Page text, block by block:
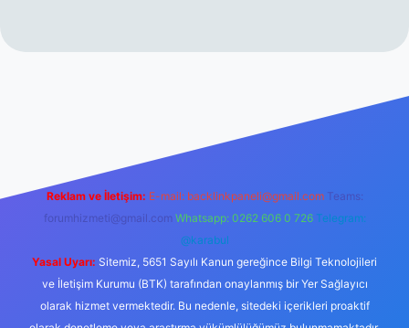
Reklam ve İletişim: E-mail: backlinkpaneli@gmail.com Teams:
forumhizmeti@gmail.com Whatsapp: 0262 606 0 726 Telegram:
@karabul
Yasal Uyarı: Sitemiz, 5651 Sayılı Kanun gereğince Bilgi Teknolojileri
ve İletişim Kurumu (BTK) tarafından onaylanmış bir Yer Sağlayıcı
olarak hizmet vermektedir. Bu nedenle, sitedeki içerikleri proaktif